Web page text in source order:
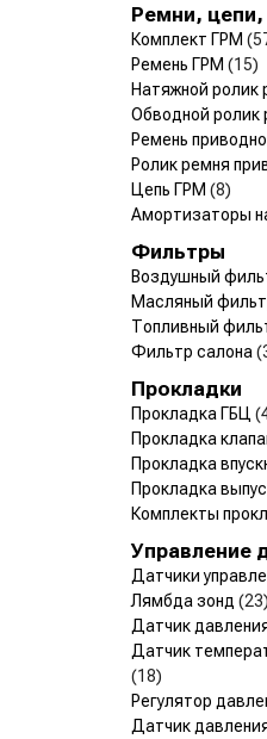
Ремни,
Комплект ГРМ
Ремень ГРМ (15)
Натяжной ролик
Обводной ролик
Ремень
Ролик ремня
Цепь ГРМ (8)
Амортизаторы
Фильтры
Воздушный
Масляный
Топливный
Фильтр салона
Прокладки
Прокладка ГБЦ
Прокладка
Прокладка
Прокладка
Комплекты
Управление
Датчики
Лямбда зонд (23)
Датчик
Датчик
(18)
Регулятор
Датчик